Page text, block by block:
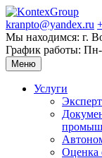
kranpto@yandex.ru
Мы находимся: г.
График работы:
Меню
Услуги
Оценка